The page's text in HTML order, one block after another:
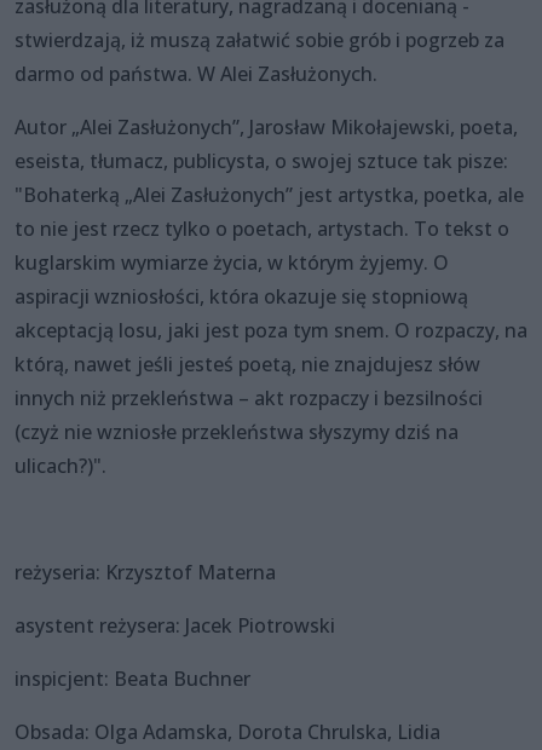
zasłużoną dla literatury, nagradzaną i docenianą -
stwierdzają, iż muszą załatwić sobie grób i pogrzeb za
darmo od państwa. W Alei Zasłużonych.
Autor „Alei Zasłużonych”, Jarosław Mikołajewski, poeta,
eseista, tłumacz, publicysta, o swojej sztuce tak pisze:
"Bohaterką „Alei Zasłużonych” jest artystka, poetka, ale
to nie jest rzecz tylko o poetach, artystach. To tekst o
kuglarskim wymiarze życia, w którym żyjemy. O
aspiracji wzniosłości, która okazuje się stopniową
akceptacją losu, jaki jest poza tym snem. O rozpaczy, na
którą, nawet jeśli jesteś poetą, nie znajdujesz słów
innych niż przekleństwa – akt rozpaczy i bezsilności
(czyż nie wzniosłe przekleństwa słyszymy dziś na
ulicach?)".
reżyseria: Krzysztof Materna
asystent reżysera: Jacek Piotrowski
inspicjent: Beata Buchner
Obsada: Olga Adamska, Dorota Chrulska, Lidia